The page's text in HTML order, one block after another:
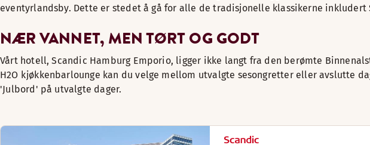
eventyrlandsby. Dette er stedet å gå for alle de tradisjonelle klassikerne
NÆR VANNET, MEN TØRT OG GODT
Vårt hotell, Scandic Hamburg Emporio, ligger ikke langt fra den berømte
H2O kjøkkenbarlounge kan du velge mellom utvalgte sesongretter eller avslutte
'Julbord' på utvalgte dager.